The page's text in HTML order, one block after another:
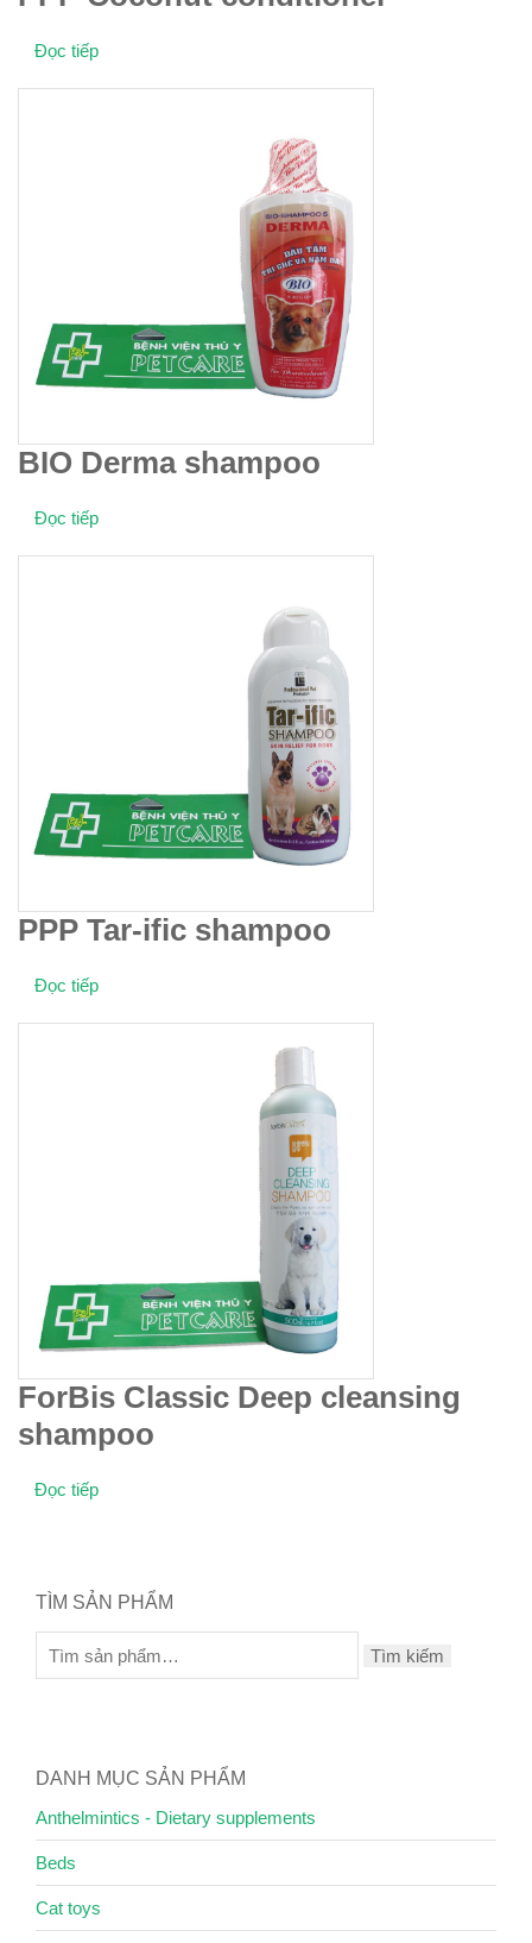
Đọc tiếp
BIO Derma shampoo
Đọc tiếp
PPP Tar-ific shampoo
Đọc tiếp
ForBis Classic Deep cleansing
shampoo
Đọc tiếp
TÌM SẢN PHẨM
Tìm kiếm
DANH MỤC SẢN PHẨM
Anthelmintics - Dietary supplements
Beds
Cat toys